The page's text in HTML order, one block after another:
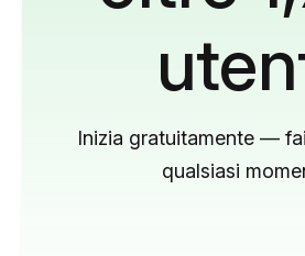
Inizia gratuitamente —
qualsiasi